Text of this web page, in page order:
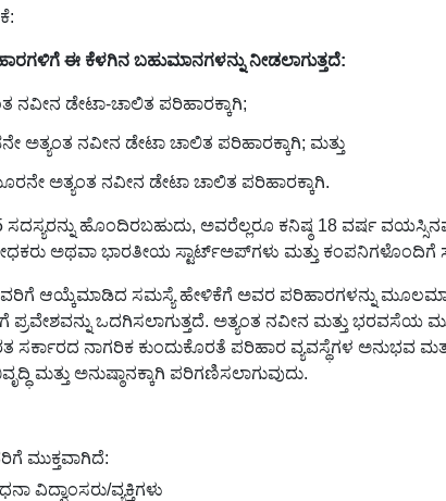
ಈ ಕೆಳಗಿನ ಬಹುಮಾನಗಳನ್ನು ನೀಡಲಾಗುತ್ತದೆ:
ನವೀನ ಡೇಟಾ-ಚಾಲಿತ ಪರಿಹಾರಕ್ಕಾಗಿ;
ಅತ್ಯಂತ ನವೀನ ಡೇಟಾ ಚಾಲಿತ ಪರಿಹಾರಕ್ಕಾಗಿ; ಮತ್ತು
ಅತ್ಯಂತ ನವೀನ ಡೇಟಾ ಚಾಲಿತ ಪರಿಹಾರಕ್ಕಾಗಿ.
ಹೊಂದಿರಬಹುದು, ಅವರೆಲ್ಲರೂ ಕನಿಷ್ಠ 18 ವರ್ಷ
ಅಥವಾ ಭಾರತೀಯ ಸ್ಟಾರ್ಟ್‌ಅಪ್‌ಗಳು ಮತ್ತು
ಆಯ್ಕೆಮಾಡಿದ ಸಮಸ್ಯೆ ಹೇಳಿಕೆಗೆ ಅವರ ಪರಿಹಾರಗಳನ್ನು
ಪ್ರವೇಶವನ್ನು ಒದಗಿಸಲಾಗುತ್ತದೆ. ಅತ್ಯಂತ ನವೀನ ಮತ್ತು ಭರವಸೆಯ
ಸರ್ಕಾರದ ನಾಗರಿಕ ಕುಂದುಕೊರತೆ ಪರಿಹಾರ ವ್ಯವಸ್ಥೆಗಳ ಅನುಭವ
ಮತ್ತು ಅನುಷ್ಠಾನಕ್ಕಾಗಿ ಪರಿಗಣಿಸಲಾಗುವುದು.
ಮುಕ್ತವಾಗಿದೆ:
ವಿದ್ವಾಂಸರು/ವ್ಯಕ್ತಿಗಳು